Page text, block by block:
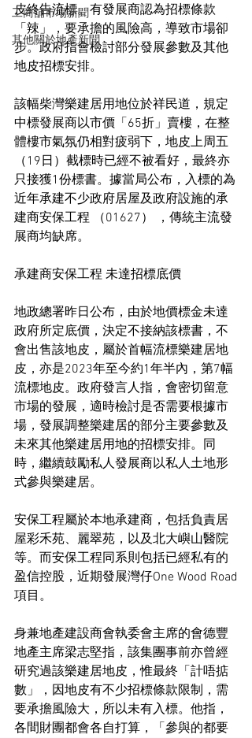
工商舖市場新聞
其他關於地產新聞
皮終告流標。有發展商認為招標條款
「辣」，要承擔的風險高，導致市場卻
步。政府指會檢討部分發展參數及其他
地皮招標安排。
該幅柴灣樂建居用地位於祥民道，規定
中標發展商以市價「65折」賣樓，在整
體樓市氣氛仍相對疲弱下，地皮上周五
（19日）截標時已經不被看好，最終亦
只接獲1份標書。據當局公布，入標的為
近年承建不少政府居屋及政府設施的承
建商安保工程 （01627） ，傳統主流發
展商均缺席。
承建商安保工程 未達招標底價
地政總署昨日公布，由於地價標金未達
政府所定底價，決定不接納該標書，不
會出售該地皮，屬於首幅流標樂建居地
皮，亦是2023年至今約1年半內，第7幅
流標地皮。政府發言人指，會密切留意
市場的發展，適時檢討是否需要根據市
場，發展調整樂建居的部分主要參數及
未來其他樂建居用地的招標安排。同
時，繼續鼓勵私人發展商以私人土地形
式參與樂建居。
安保工程屬於本地承建商，包括負責居
屋彩禾苑、麗翠苑，以及北大嶼山醫院
等。而安保工程同系則包括已經私有的
盈信控股，近期發展灣仔One Wood Road
項目。
身兼地產建設商會執委會主席的會德豐
地產主席梁志堅指，該集團事前亦曾經
研究過該樂建居地皮，惟最終「計唔掂
數」，因地皮有不少招標條款限制，需
要承擔風險大，所以未有入標。他指，
各間財團都會各自打算，「參與的都要